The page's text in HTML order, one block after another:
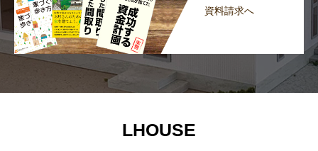
資料請求へ
LHOUSE